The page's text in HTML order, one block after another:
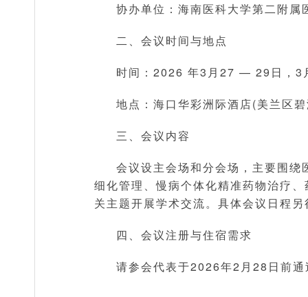
协办单位：海南医科大学第二附属
二、会议时间与地点
时间：2026 年3月27 — 29日，3
地点：海口华彩洲际酒店(美兰区
三、会议内容
会议设主会场和分会场，主要围
细化管理、慢病个体化精准药物治疗
关主题开展学术交流。具体会议日程
四、会议注册与住宿需求
请参会代表于2026年2月28日前通